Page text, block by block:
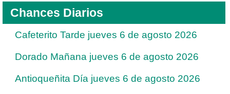
Chances Diarios
Cafeterito Tarde jueves 6 de agosto 2026
Dorado Mañana jueves 6 de agosto 2026
Antioqueñita Día jueves 6 de agosto 2026